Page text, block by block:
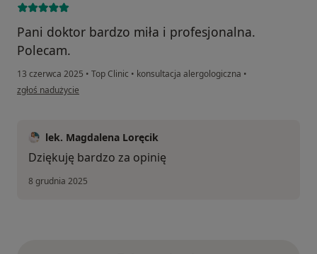
Pani doktor bardzo miła i profesjonalna.
Polecam.
13 czerwca 2025 • Top Clinic • konsultacja alergologiczna •
w opinii użytkownika Klaudia
zgłoś nadużycie
lek. Magdalena Loręcik
Dziękuję bardzo za opinię
8 grudnia 2025